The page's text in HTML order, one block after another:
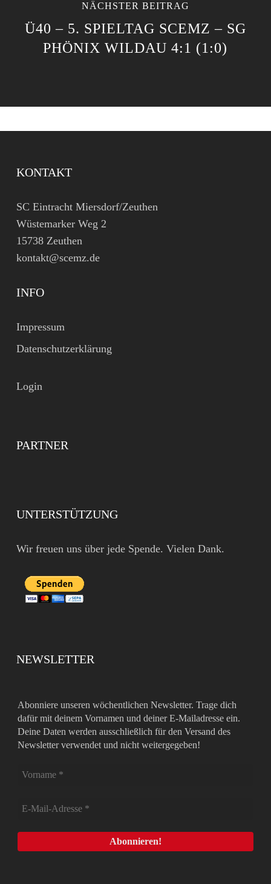
NÄCHSTER BEITRAG
Ü40 – 5. SPIELTAG SCEMZ – SG
PHÖNIX WILDAU 4:1 (1:0)
KONTAKT
SC Eintracht Miersdorf/Zeuthen
Wüstemarker Weg 2
15738 Zeuthen
kontakt@scemz.de
INFO
Impressum
Datenschutzerklärung
Login
PARTNER
UNTERSTÜTZUNG
Wir freuen uns über jede Spende. Vielen Dank.
NEWSLETTER
Abonniere unseren wöchentlichen Newsletter. Trage dich
dafür mit deinem Vornamen und deiner E-Mailadresse ein.
Deine Daten werden ausschließlich für den Versand des
Newsletter verwendet und nicht weitergegeben!